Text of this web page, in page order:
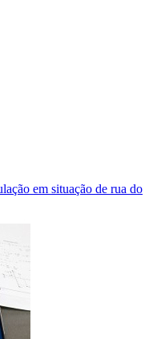
em situação de rua do